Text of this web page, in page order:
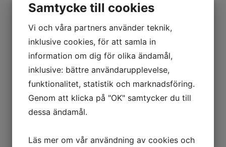
TJ Technology A/S med företag från flera
branscher, där behoven kan variera från enkla
komponenter till komplexa lösningar.​
Tack vare vår erfarenhet kan vi anpassa
produktionen till både små och stora uppdrag.
Det gäller till exempel vid:​
​utveckling av nya produkter
​anpassning av befintliga komponenter
​serietillverkning för industrin​
Samtycke till cookies
Vi och våra partners använder teknik,
inklusive cookies, för att samla in
information om dig för olika ändamål,
inklusive: bättre användarupplevelse,
funktionalitet, statistik och marknadsföring.
Genom att klicka på "OK" samtycker du till
dessa ändamål.
Läs mer om vår användning av cookies och